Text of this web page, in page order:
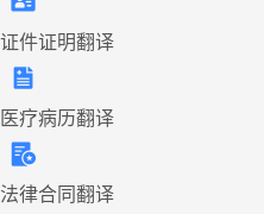
证件证明翻译
医疗病历翻译
法律合同翻译